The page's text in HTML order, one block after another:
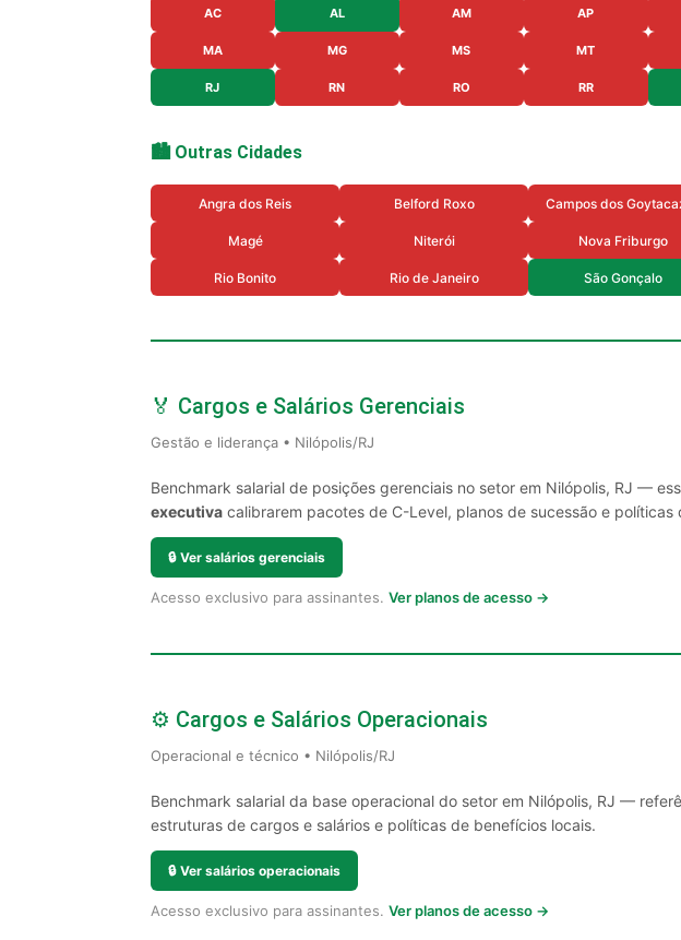
AC AL AM AP
MA MG MS MT
RJ RN RO RR
🏙️ Outras Cidades
Angra dos Reis Belford Roxo Campos dos
Magé Niterói Nova Friburgo
Rio Bonito Rio de Janeiro São Gonçalo
🏅 Cargos e Salários Gerenciais
Gestão e liderança • Nilópolis/RJ
Benchmark salarial de posições gerenciais no setor em Nilópolis, RJ —
executiva calibrarem pacotes de C-Level, planos de sucessão e políticas
🔒 Ver salários gerenciais
Acesso exclusivo para assinantes. Ver planos de acesso →
⚙️ Cargos e Salários Operacionais
Operacional e técnico • Nilópolis/RJ
Benchmark salarial da base operacional do setor em Nilópolis, RJ —
estruturas de cargos e salários e políticas de benefícios locais.
🔒 Ver salários operacionais
Acesso exclusivo para assinantes. Ver planos de acesso →